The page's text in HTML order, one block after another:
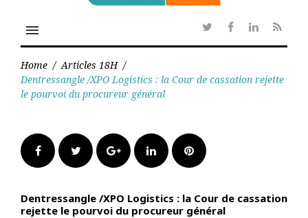
menu
TwitterFacebook
Linkedin
RSS
Home / Articles 18H /
Dentressangle /XPO Logistics : la Cour de cassation rejette
le pourvoi du procureur général
FacebookTwitter Google+LinkedInPinterest
Dentressangle /XPO Logistics : la Cour de cassation
rejette le pourvoi du procureur général